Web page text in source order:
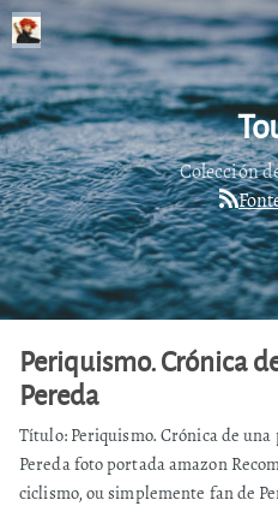
Colección
Periquismo. Crónica
Pereda
Título: Periquismo. Crónica de una
Pereda foto portada amazon
ciclismo, ou simplemente fan de